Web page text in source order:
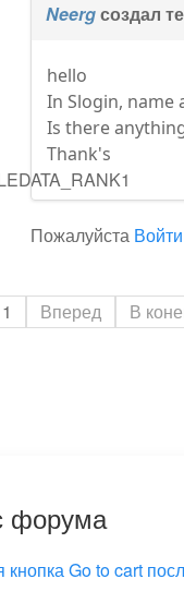
Neergсоздал
hello
In Slogin, name
Is there
Thank's
Пожалуйста Войти
1 Вперед
В
форума
кнопка Go to cart